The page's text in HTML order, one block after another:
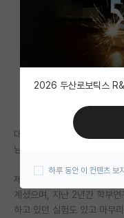
베스트 게시판
IF 명예의전당
자유 게시판(아무개
미국 유학 게시판
미국 대학원 합격 후
대학원 합격 후기 게
연구실(PI) 홍보 게
대학원 진학예정 학부연구생
님께서 못뽑아주신다 하십니다.
제가 금번 후기 입학예정이라
계셨으며, 지난 2년간 학부
하고 있던 실험도 있고 마무
2026 두산로보틱스
하루 동안 이 컨텐츠 보